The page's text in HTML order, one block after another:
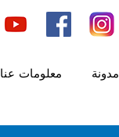
معلومات عنا مدونة